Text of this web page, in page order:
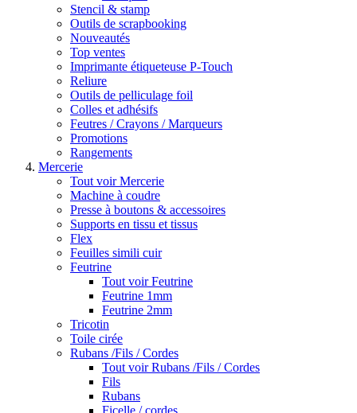
Stencil & stamp
Outils de scrapbooking
Nouveautés
Top ventes
Imprimante étiqueteuse P-Touch
Reliure
Outils de pelliculage foil
Colles et adhésifs
Feutres / Crayons / Marqueurs
Promotions
Rangements
Mercerie
Tout voir Mercerie
Machine à coudre
Presse à boutons & accessoires
Supports en tissu et tissus
Flex
Feuilles simili cuir
Feutrine
Tout voir Feutrine
Feutrine 1mm
Feutrine 2mm
Tricotin
Toile cirée
Rubans /Fils / Cordes
Tout voir Rubans /Fils / Cordes
Fils
Rubans
Ficelle / cordes